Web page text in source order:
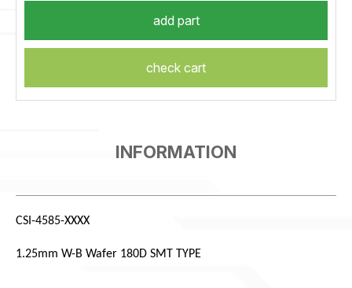
check cart
CSI-4585-XXXX
1.25mm W-B Wafer 180D SMT TYPE